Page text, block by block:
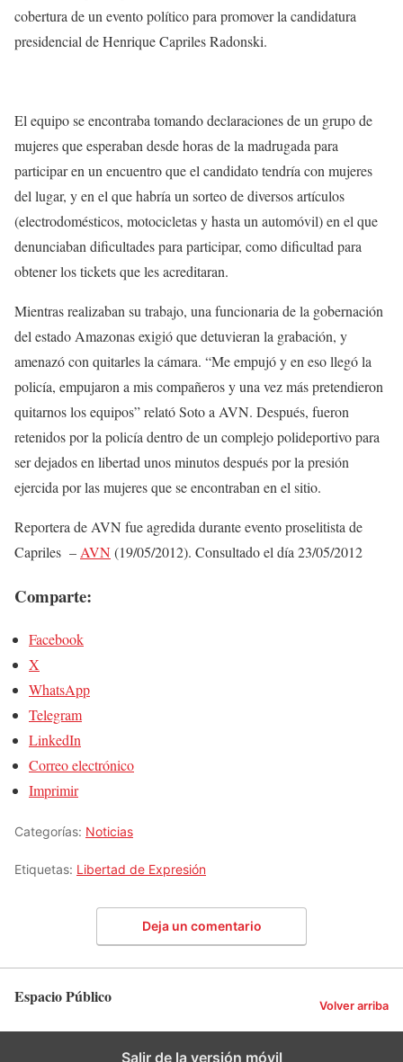
cobertura de un evento político para promover la candidatura
presidencial de Henrique Capriles Radonski.
El equipo se encontraba tomando declaraciones de un grupo de
mujeres que esperaban desde horas de la madrugada para
participar en un encuentro que el candidato tendría con mujeres
del lugar, y en el que habría un sorteo de diversos artículos
(electrodomésticos, motocicletas y hasta un automóvil) en el que
denunciaban dificultades para participar, como dificultad para
obtener los tickets que les acreditaran.
Mientras realizaban su trabajo, una funcionaria de la gobernación
del estado Amazonas exigió que detuvieran la grabación, y
amenazó con quitarles la cámara. “Me empujó y en eso llegó la
policía, empujaron a mis compañeros y una vez más pretendieron
quitarnos los equipos” relató Soto a AVN. Después, fueron
retenidos por la policía dentro de un complejo polideportivo para
ser dejados en libertad unos minutos después por la presión
ejercida por las mujeres que se encontraban en el sitio.
Reportera de AVN fue agredida durante evento proselitista de
Capriles – AVN(19/05/2012). Consultado el día 23/05/2012
Comparte:
Facebook
X
WhatsApp
Telegram
LinkedIn
Correo electrónico
Imprimir
Categorías: Noticias
Etiquetas: Libertad de Expresión
Deja un comentario
Espacio Público Volver arriba
Salir de la versión móvil